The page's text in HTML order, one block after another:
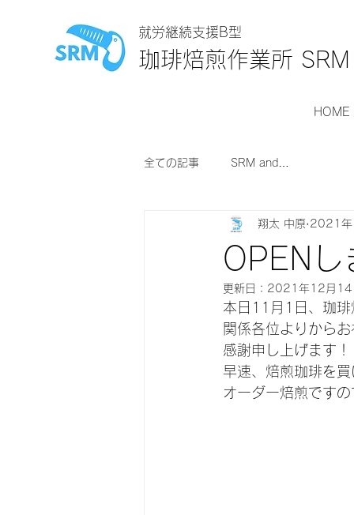
就労継続支援B型
珈琲焙煎作業所 SRM
HOME
全ての記事 SRM and…
OPENし
翔太 中原 2021
更新日： 2021年12月14
本日11月1日、珈琲
関係各位よりから
感謝申し上げます！
早速、焙煎珈琲を
オーダー焙煎です